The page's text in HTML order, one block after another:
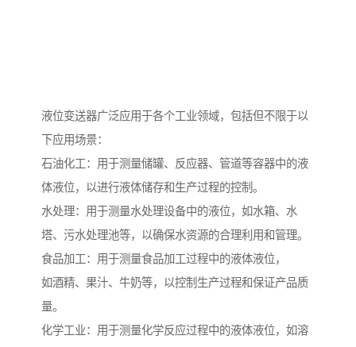
液位变送器广泛应用于各个工业领域，包括但不限于以
下应用场景：
石油化工：用于测量储罐、反应器、管道等容器中的液
体液位，以进行液体储存和生产过程的控制。
水处理：用于测量水处理设备中的液位，如水箱、水
塔、污水处理池等，以确保水资源的合理利用和管理。
食品加工：用于测量食品加工过程中的液体液位，
如酒精、果汁、牛奶等，以控制生产过程和保证产品质
量。
化学工业：用于测量化学反应过程中的液体液位，如溶